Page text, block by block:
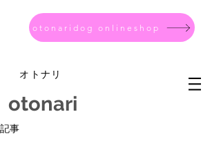
otonaridog onlineshop
オトナリ
otonari
記事